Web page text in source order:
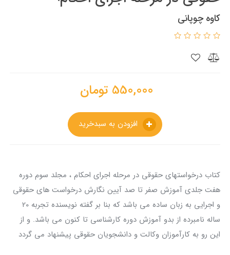
کاوه چوپانی
550,000 تومان
کتاب درخواستهای حقوقی در مرحله اجرای احکام ، مجلد سوم دوره
هفت جلدی آموزش صفر تا صد آیین نگارش درخواست های حقوقی
و اجرایی به زبان ساده می باشد که بنا بر گفته نویسنده تجربه 20
ساله نامبرده از بدو آموزش دوره کارشناسی تا کنون می باشد. و از
این رو به کارآموزان وکالت و دانشجویان حقوقی پیشنهاد می گردد